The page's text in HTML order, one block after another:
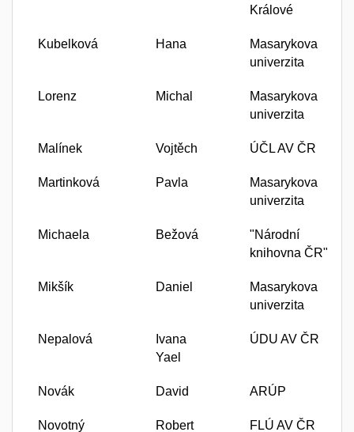
Králové
Kubelková Hana
Masarykova
univerzita
Lorenz Michal
Masarykova
univerzita
Malínek Vojtěch ÚČL AV ČR
Martinková Pavla
Masarykova
univerzita
Michaela Bežová
"Národní
knihovna ČR"
Mikšík Daniel
Masarykova
univerzita
Nepalová
Ivana
Yael
ÚDU AV ČR
Novák David ARÚP
Novotný Robert FLÚ AV ČR